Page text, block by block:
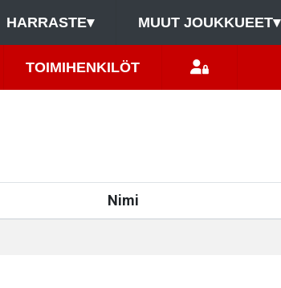
HARRASTE▾ MUUT JOUKKUEET▾
TOIMIHENKILÖT
Nimi